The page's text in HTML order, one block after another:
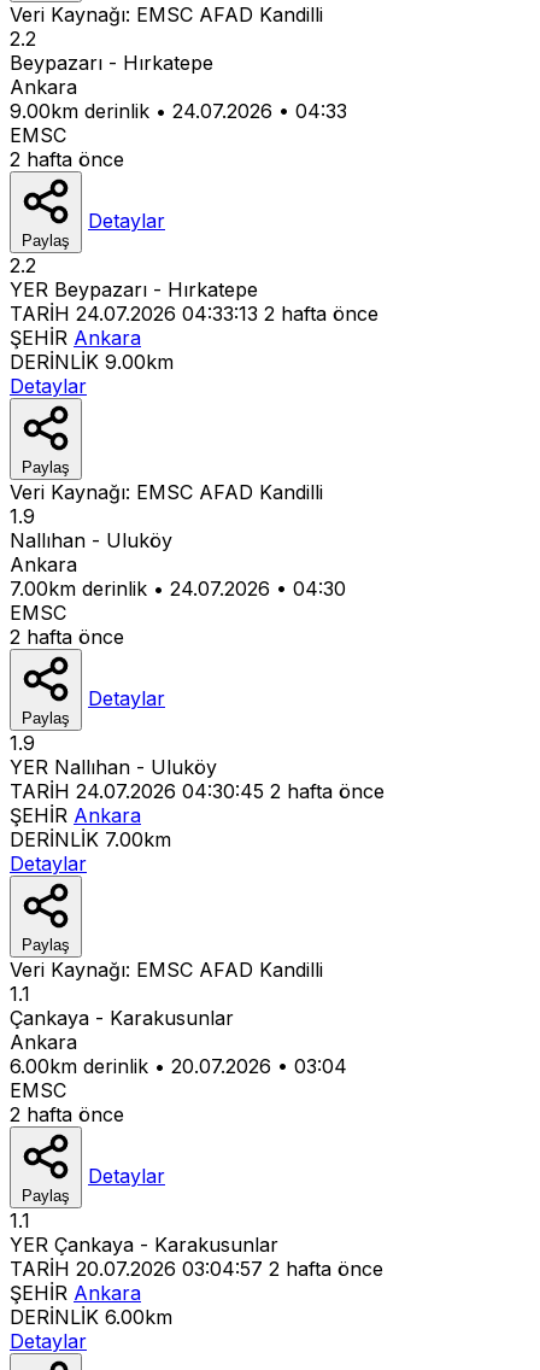
Veri Kaynağı: EMSC AFAD Kandilli
2.2
Beypazarı - Hırkatepe
Ankara
9.00km derinlik • 24.07.2026 • 04:33
EMSC
2 hafta önce
Paylaş
Detaylar
2.2
YER Beypazarı - Hırkatepe
TARİH 24.07.2026 04:33:13 2 hafta önce
ŞEHİR Ankara
DERİNLİK 9.00km
Detaylar
Paylaş
Veri Kaynağı: EMSC AFAD Kandilli
1.9
Nallıhan - Uluköy
Ankara
7.00km derinlik • 24.07.2026 • 04:30
EMSC
2 hafta önce
Paylaş
Detaylar
1.9
YER Nallıhan - Uluköy
TARİH 24.07.2026 04:30:45 2 hafta önce
ŞEHİR Ankara
DERİNLİK 7.00km
Detaylar
Paylaş
Veri Kaynağı: EMSC AFAD Kandilli
1.1
Çankaya - Karakusunlar
Ankara
6.00km derinlik • 20.07.2026 • 03:04
EMSC
2 hafta önce
Paylaş
Detaylar
1.1
YER Çankaya - Karakusunlar
TARİH 20.07.2026 03:04:57 2 hafta önce
ŞEHİR Ankara
DERİNLİK 6.00km
Detaylar